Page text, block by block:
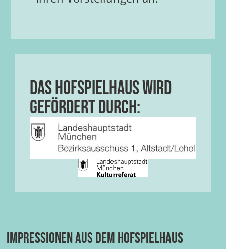
Das HOFSPIELHAUS wird
gefördert durch:
Impressionen aus dem Hofspielhaus